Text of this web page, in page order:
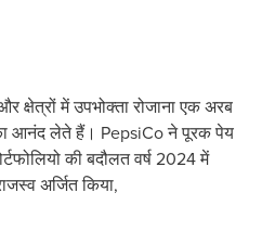
में उपभोक्ता रोजाना एक अरब
आनंद लेते हैं। PepsiCo ने पूरक पेय
की बदौलत वर्ष 2024 में
अर्जित किया,